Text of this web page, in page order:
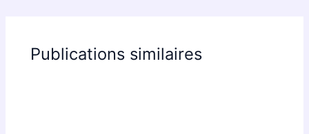
Publications similaires